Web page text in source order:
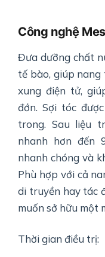
Công nghệ
Đưa dưỡng chất
tế bào, giúp nang
xung điện tử,
đớn. Sợi tóc
trong. Sau liệu
nhanh hơn đến
nhanh chóng và
Phù hợp với cả
di truyền hay tác
muốn sở hữu một
Thời gian điều trị: